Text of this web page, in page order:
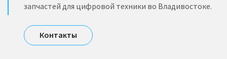
запчастей для цифровой техники во Владивостоке.
Контакты